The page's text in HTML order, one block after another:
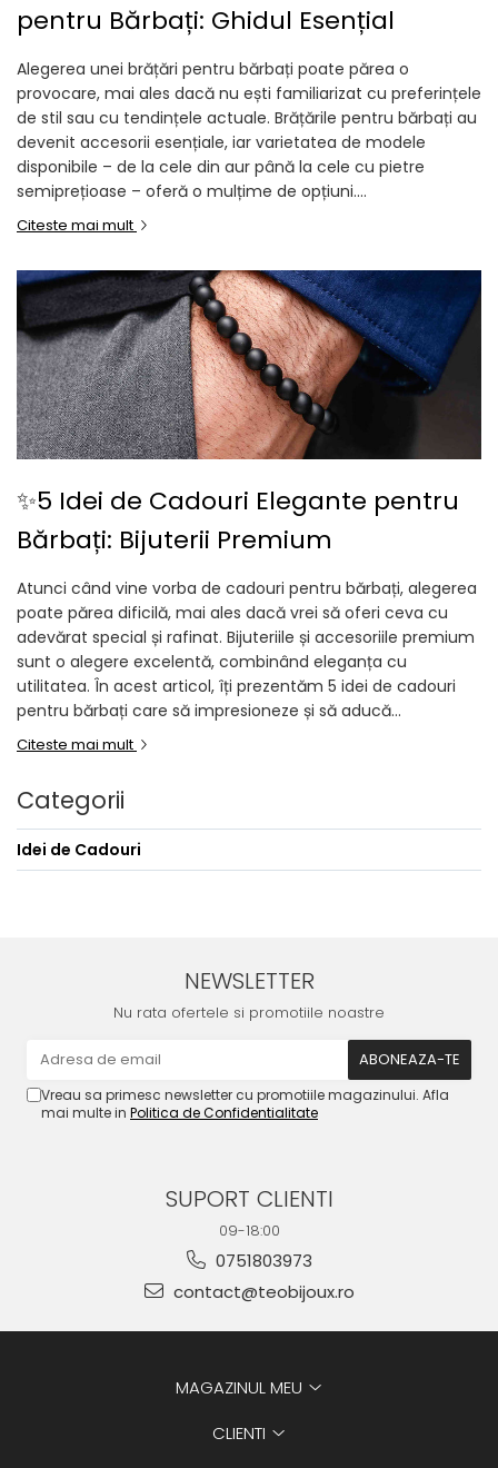
pentru Bărbați: Ghidul Esențial
Alegerea unei brățări pentru bărbați poate părea o
provocare, mai ales dacă nu ești familiarizat cu preferințele
de stil sau cu tendințele actuale. Brățările pentru bărbați au
devenit accesorii esențiale, iar varietatea de modele
disponibile – de la cele din aur până la cele cu pietre
semiprețioase – oferă o mulțime de opțiuni....
Citeste mai mult
✨5 Idei de Cadouri Elegante pentru
Bărbați: Bijuterii Premium
Atunci când vine vorba de cadouri pentru bărbați, alegerea
poate părea dificilă, mai ales dacă vrei să oferi ceva cu
adevărat special și rafinat. Bijuteriile și accesoriile premium
sunt o alegere excelentă, combinând eleganța cu
utilitatea. În acest articol, îți prezentăm 5 idei de cadouri
pentru bărbați care să impresioneze și să aducă...
Citeste mai mult
Categorii
Idei de Cadouri
NEWSLETTER
Nu rata ofertele si promotiile noastre
Vreau sa primesc newsletter cu promotiile magazinului. Afla
mai multe in Politica de Confidentialitate
SUPORT CLIENTI
09-18:00
0751803973
contact@teobijoux.ro
MAGAZINUL MEU
CLIENTI